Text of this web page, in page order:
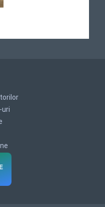
uri